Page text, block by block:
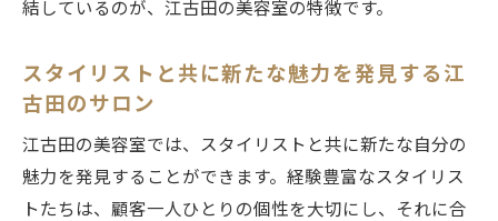
結しているのが、江古田の美容室の特徴です。
スタイリストと共に新たな魅力を発見する江
古田のサロン
江古田の美容室では、スタイリストと共に新たな自分の
魅力を発見することができます。経験豊富なスタイリス
トたちは、顧客一人ひとりの個性を大切にし、それに合